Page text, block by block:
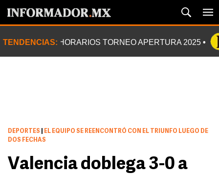
TENDENCIAS: HORARIOS TORNEO APERTURA 2025
DEPORTES
EL EQUIPO SE REENCONTRÓ CON EL TRIUNFO LUEGO DE
DOS FECHAS
Valencia doblega 3-0 a